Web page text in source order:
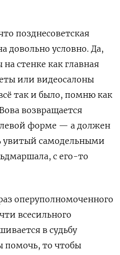
позднесоветская
довольно условно. Да,
стенке как главная
или видеосалоны
так и было, помню как
возвращается
форме — а должен
увитый самодельными
с его-то
оперуполномоченного
всесильного
в судьбу
помочь, то чтобы